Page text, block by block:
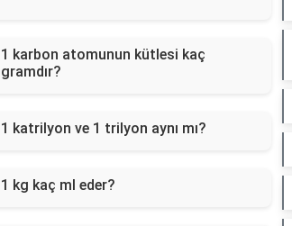
1 karbon atomunun kütlesi kaç
gramdır?
1 katrilyon ve 1 trilyon aynı mı?
1 kg kaç ml eder?